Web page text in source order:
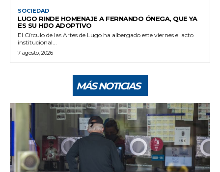
SOCIEDAD
LUGO RINDE HOMENAJE A FERNANDO ÓNEGA, QUE YA
ES SU HIJO ADOPTIVO
El Círculo de las Artes de Lugo ha albergado este viernes el acto
institucional...
7 agosto, 2026
MÁS NOTICIAS